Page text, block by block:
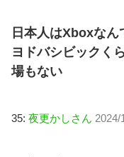
日本人はXboxな
ヨドバシビックく
場もない
35: 夜更かしさん 2024/